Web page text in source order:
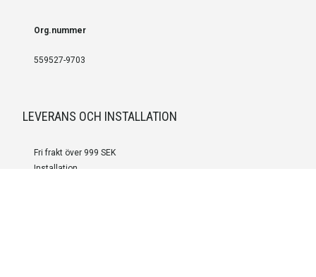
Org.nummer
559527-9703
LEVERANS OCH INSTALLATION
Fri frakt över 999 SEK
Installation